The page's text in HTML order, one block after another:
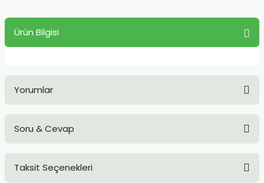
Ürün Bilgisi
Yorumlar
Soru & Cevap
Taksit Seçenekleri